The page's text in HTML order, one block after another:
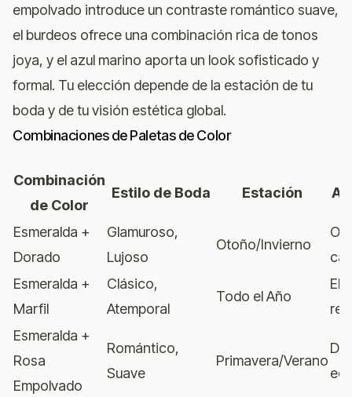
empolvado introduce un contraste romántico suave,
el burdeos ofrece una combinación rica de tonos
joya, y el azul marino aporta un look sofisticado y
formal. Tu elección depende de la estación de tu
boda y de tu visión estética global.
Combinaciones de Paletas de Color
Combinación
de Color
Estilo de Boda Estación
Esmeralda +
Dorado
Glamuroso,
Lujoso
Otoño/Invierno
Esmeralda +
Marfil
Clásico,
Atemporal
Todo el Año
Esmeralda +
Rosa
Empolvado
Romántico,
Suave
Primavera/Verano